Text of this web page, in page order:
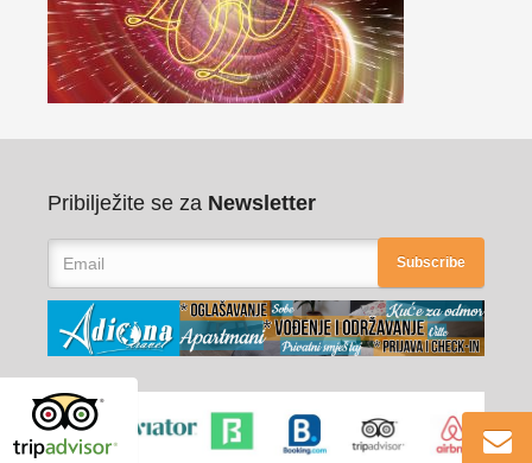
Pribilježite se za Newsletter
Subscribe